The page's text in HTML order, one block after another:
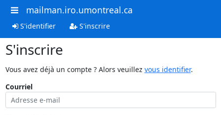
mailman.iro.umontreal.ca
S'identifier S'inscrire
S'inscrire
Vous avez déjà un compte ? Alors veuillez vous identifier.
Courriel